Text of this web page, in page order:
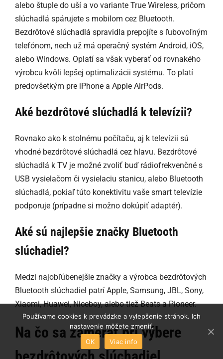
alebo štuple do uší a vo variante True Wireless, pričom
slúchadlá spárujete s mobilom cez Bluetooth.
Bezdrôtové slúchadlá spravidla prepojíte s ľubovoľným
telefónom, nech už má operačný systém Android, iOS,
alebo Windows. Oplatí sa však vyberať od rovnakého
výrobcu kvôli lepšej optimalizácii systému. To platí
predovšetkým pre iPhone a Apple AirPods.
Aké bezdrôtové slúchadlá k televízii?
Rovnako ako k stolnému počítaču, aj k televízii sú
vhodné bezdrôtové slúchadlá cez hlavu. Bezdrôtové
slúchadlá k TV je možné zvoliť buď rádiofrekvenčné s
USB vysielačom či vysielaciu stanicu, alebo Bluetooth
slúchadlá, pokiaľ túto konektivitu vaše smart televízie
podporuje (prípadne si možno dokúpiť adaptér).
Aké sú najlepšie značky Bluetooth
slúchadiel?
Medzi najobľúbenejšie značky a výrobca bezdrôtových
Bluetooth slúchadiel patrí Apple, Samsung, JBL, Sony,
Xiaomi, Huawei, Niceboy, alebo tiež Beats a Pioneer.
Na čo sa zamerať pri výbere
Používame cookies k prevádzke a vylepšenie stránok. Ich
nastavenie môžete zmeniť.
OK
Viac info